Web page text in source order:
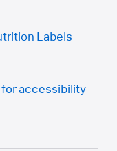
Labels
for accessibility